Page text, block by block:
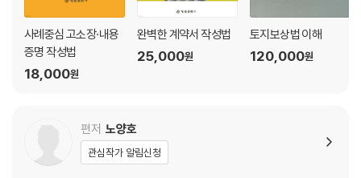
사례중심 고소장·내용
증명 작성법
18,000원
완벽한 계약서 작성법
25,000원
토지보상법 이해
120,000원
편저 노양호
관심작가 알림신청